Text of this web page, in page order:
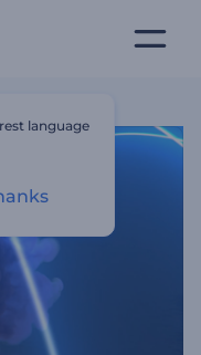
language